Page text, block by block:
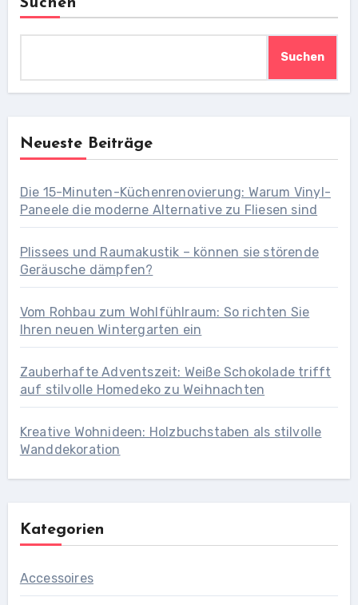
Suchen
Neueste Beiträge
Die 15-Minuten-Küchenrenovierung: Warum Vinyl-
Paneele die moderne Alternative zu Fliesen sind
Plissees und Raumakustik – können sie störende
Geräusche dämpfen?
Vom Rohbau zum Wohlfühlraum: So richten Sie
Ihren neuen Wintergarten ein
Zauberhafte Adventszeit: Weiße Schokolade trifft
auf stilvolle Homedeko zu Weihnachten
Kreative Wohnideen: Holzbuchstaben als stilvolle
Wanddekoration
Kategorien
Accessoires